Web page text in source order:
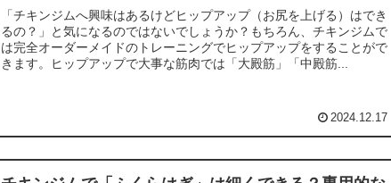
「チキンジムへ興味はあるけどヒップアップ（お尻を上げる）はでき
るの？」と気になるのではないでしょうか？もちろん、チキンジムで
は完全オーダーメイドのトレーニングでヒップアップをすることがで
きます。ヒップアップで大事な筋肉では「大殿筋」「中殿筋...
2024.12.17